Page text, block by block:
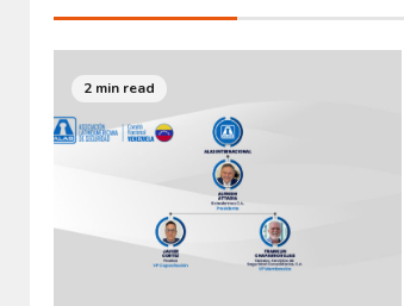
2 min read